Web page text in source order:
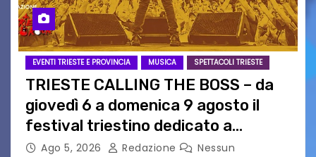
EVENTI TRIESTE E PROVINCIA MUSICA SPETTACOLI TRIESTE
TRIESTE CALLING THE BOSS – da
giovedì 6 a domenica 9 agosto il
festival triestino dedicato a
Springsteen
Ago 5, 2026 Redazione
Nessun